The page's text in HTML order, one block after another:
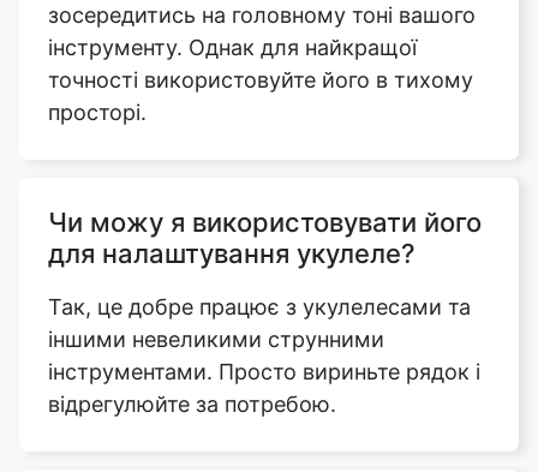
зосередитись на головному тоні вашого
інструменту. Однак для найкращої
точності використовуйте його в тихому
просторі.
Чи можу я використовувати його
для налаштування укулеле?
Так, це добре працює з укулелесами та
іншими невеликими струнними
інструментами. Просто вириньте рядок і
відрегулюйте за потребою.